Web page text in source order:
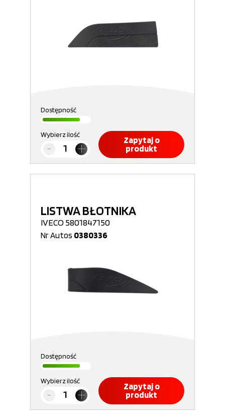
Dostępność
Wybierz ilość
Zapytaj o
produkt
LISTWA BŁOTNIKA
IVECO 5801847150
Nr Autos 0380336
Dostępność
Wybierz ilość
Zapytaj o
produkt